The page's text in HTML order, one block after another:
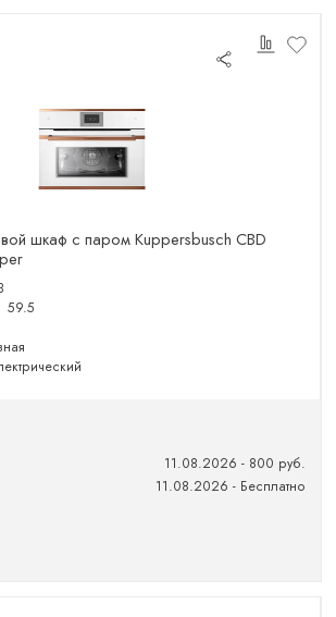
шкаф с паром Kuppersbusch CBD
59.5
11.08.2026 - 800 руб.
11.08.2026 - Бесплатно